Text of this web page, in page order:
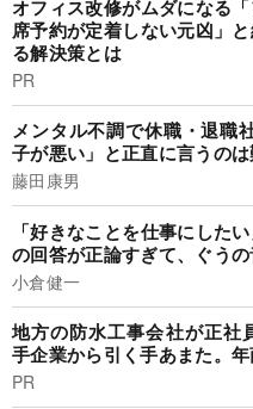
オフィス改修がムダになる
席予約が定着しない元凶」
る解決策とは
PR
メンタル不調で休職・退職
子が悪い」と正直に言うの
藤田康男
「好きなことを仕事にした
の回答が正論すぎて、ぐう
小倉健一
地方の防水工事会社が正社
手企業から引く手あまた。
PR